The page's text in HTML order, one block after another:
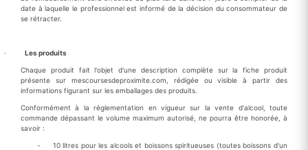
date à laquelle le professionnel est informé de la décision du consommateur de
se rétracter.
· Les produits
Chaque produit fait l'objet d'une description complète sur la fiche produit
présente sur mescoursesdeproximite.com, rédigée ou visible à partir des
informations figurant sur les emballages des produits.
Conformément à la réglementation en vigueur sur la vente d'alcool, toute
commande dépassant le volume maximum autorisé, ne pourra être honorée, à
savoir :
- 10 litres pour les alcools et boissons spiritueuses (toutes boissons d'un